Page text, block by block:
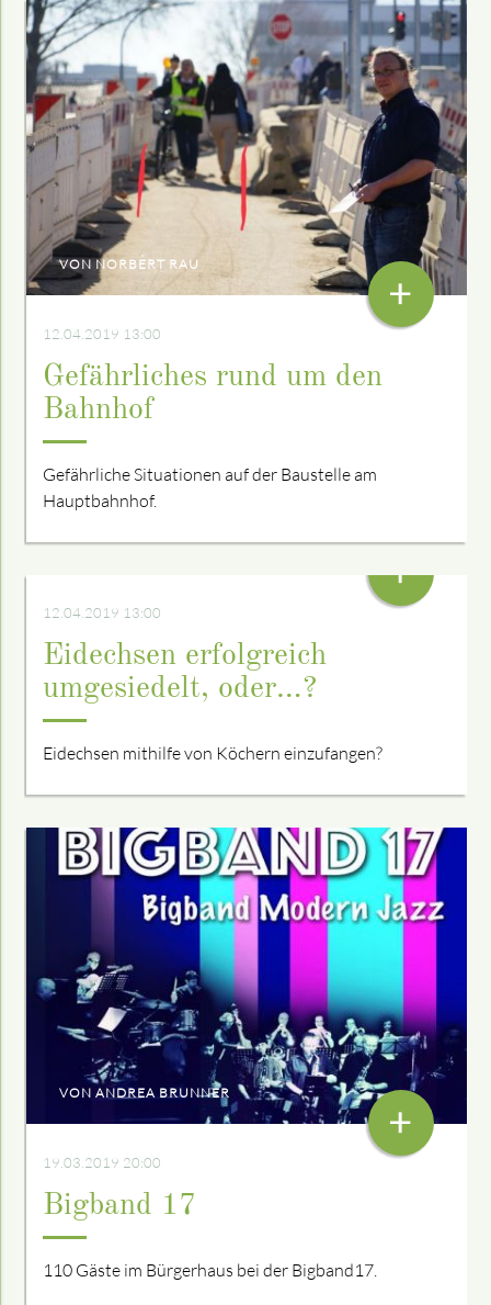
VON NORBERT RAU
12.04.2019 13:00
Gefährliches rund um den
Bahnhof
Gefährliche Situationen auf der Baustelle am
Hauptbahnhof.
+
12.04.2019 13:00
Eidechsen erfolgreich
umgesiedelt, oder…?
Eidechsen mithilfe von Köchern einzufangen?
+
VON ANDREA BRUNNER
19.03.2019 20:00
Bigband 17
110 Gäste im Bürgerhaus bei der Bigband17.
+